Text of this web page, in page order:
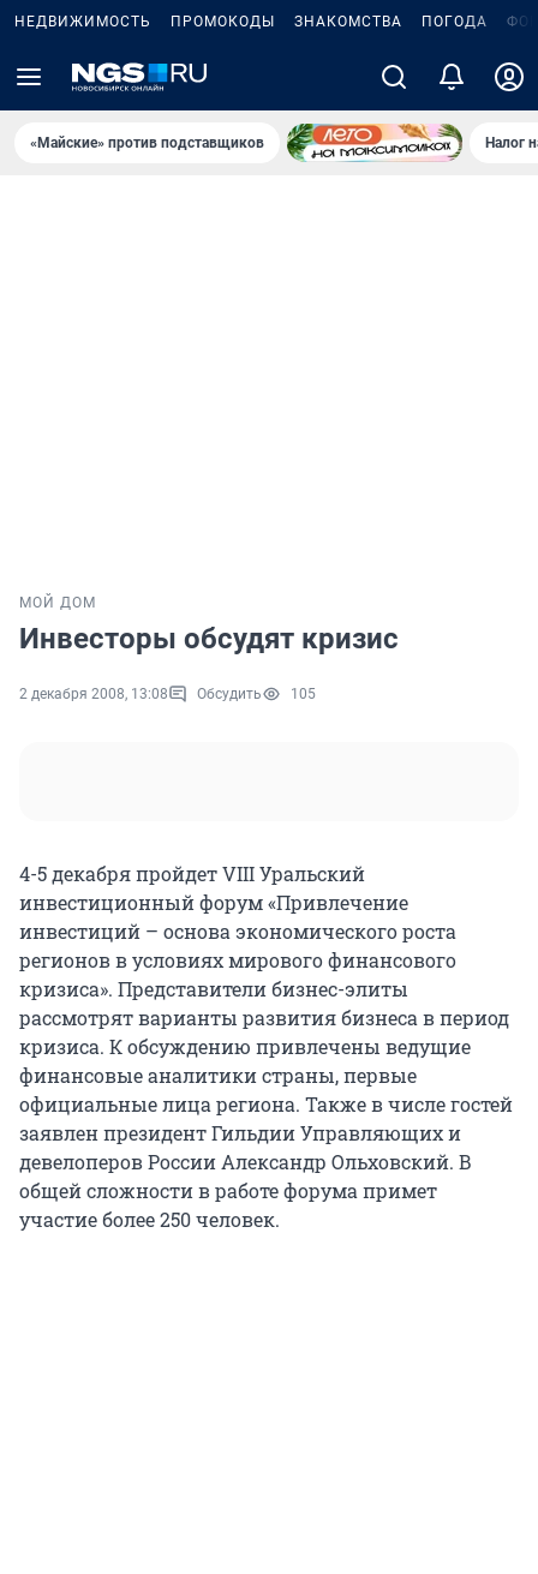
НЕДВИЖИМОСТЬ ПРОМОКОДЫ ЗНАКОМСТВА ПОГОДА
«Майские» против подставщиков Налог
МОЙ ДОМ
Инвесторы обсудят кризис
2 декабря 2008, 13:08 Обсудить 105
4-5 декабря пройдет VIII Уральский
инвестиционный форум «Привлечение
инвестиций – основа экономического роста
регионов в условиях мирового финансового
кризиса». Представители бизнес-элиты
рассмотрят варианты развития бизнеса в период
кризиса. К обсуждению привлечены ведущие
финансовые аналитики страны, первые
официальные лица региона. Также в числе гостей
заявлен президент Гильдии Управляющих и
девелоперов России Александр Ольховский. В
общей сложности в работе форума примет
участие более 250 человек.